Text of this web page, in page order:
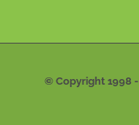
© Copyright 1998 -